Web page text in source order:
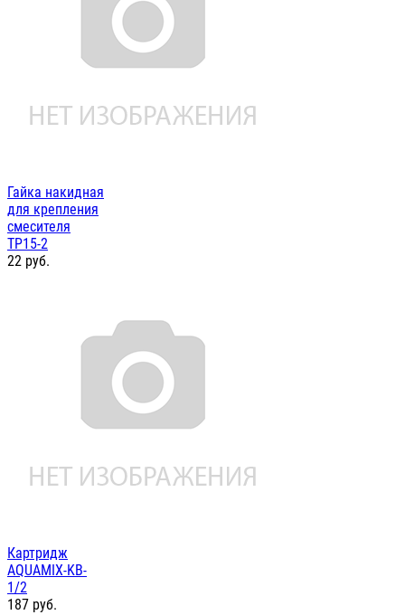
Гайка накидная
для крепления
смесителя
ТР15-2
22 руб.
Картридж
AQUAMIX-KB-
1/2
187 руб.